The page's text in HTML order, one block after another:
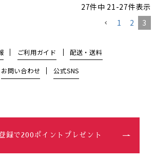
27件中 21-27件表示
1
2 3
ご利用ガイド 配送・送料
お問い合わせ 公式SNS
録で200ポイントプレゼント